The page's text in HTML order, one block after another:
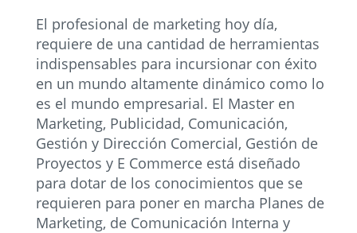
El profesional de marketing hoy día,
requiere de una cantidad de herramientas
indispensables para incursionar con éxito
en un mundo altamente dinámico como lo
es el mundo empresarial. El Master en
Marketing, Publicidad, Comunicación,
Gestión y Dirección Comercial, Gestión de
Proyectos y E Commerce está diseñado
para dotar de los conocimientos que se
requieren para poner en marcha Planes de
Marketing, de Comunicación Interna y